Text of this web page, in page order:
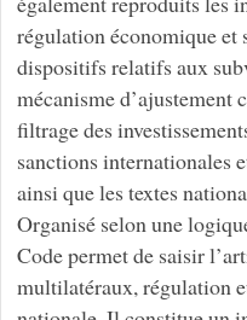
régulation économique et
dispositifs relatifs aux
mécanisme d’ajustement
filtrage des
sanctions internationales
ainsi que les textes
Organisé selon une
Code permet de saisir
multilatéraux, régulation